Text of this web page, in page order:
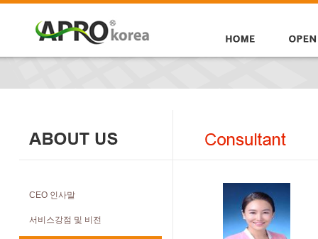
CEO 인사말
서비스강점 및 비전